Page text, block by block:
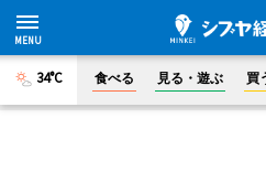
34°C 食べる 見る・遊ぶ 買